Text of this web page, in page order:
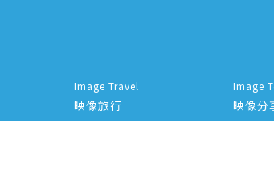
Image Travel
映像旅行
Image
映像分
Search for: